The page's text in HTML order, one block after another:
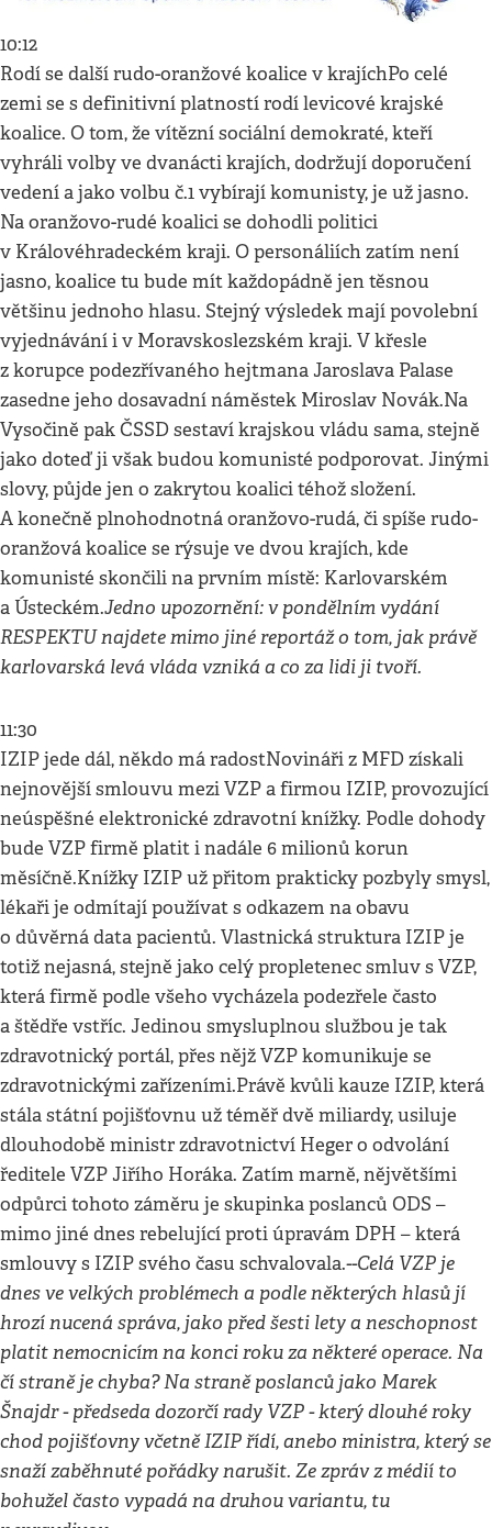
10:12
Rodí se další rudo-oranžové koalice v krajíchPo celé
zemi se s definitivní platností rodí levicové krajské
koalice. O tom, že vítězní sociální demokraté, kteří
vyhráli volby ve dvanácti krajích, dodržují doporučení
vedení a jako volbu č.1 vybírají komunisty, je už jasno.
Na oranžovo-rudé koalici se dohodli politici
v Královéhradeckém kraji. O personáliích zatím není
jasno, koalice tu bude mít každopádně jen těsnou
většinu jednoho hlasu. Stejný výsledek mají povolební
vyjednávání i v Moravskoslezském kraji. V křesle
z korupce podezřívaného hejtmana Jaroslava Palase
zasedne jeho dosavadní náměstek Miroslav Novák.Na
Vysočině pak ČSSD sestaví krajskou vládu sama, stejně
jako doteď ji však budou komunisté podporovat. Jinými
slovy, půjde jen o zakrytou koalici téhož složení.
A konečně plnohodnotná oranžovo-rudá, či spíše rudo-
oranžová koalice se rýsuje ve dvou krajích, kde
komunisté skončili na prvním místě: Karlovarském
a Ústeckém.Jedno upozornění: v pondělním vydání
RESPEKTU najdete mimo jiné reportáž o tom, jak právě
karlovarská levá vláda vzniká a co za lidi ji tvoří.
11:30
IZIP jede dál, někdo má radostNovináři z MFD získali
nejnovější smlouvu mezi VZP a firmou IZIP, provozující
neúspěšné elektronické zdravotní knížky. Podle dohody
bude VZP firmě platit i nadále 6 milionů korun
měsíčně.Knížky IZIP už přitom prakticky pozbyly smysl,
lékaři je odmítají používat s odkazem na obavu
o důvěrná data pacientů. Vlastnická struktura IZIP je
totiž nejasná, stejně jako celý propletenec smluv s VZP,
která firmě podle všeho vycházela podezřele často
a štědře vstříc. Jedinou smysluplnou službou je tak
zdravotnický portál, přes nějž VZP komunikuje se
zdravotnickými zařízeními.Právě kvůli kauze IZIP, která
stála státní pojišťovnu už téměř dvě miliardy, usiluje
dlouhodobě ministr zdravotnictví Heger o odvolání
ředitele VZP Jiřího Horáka. Zatím marně, nějvětšími
odpůrci tohoto záměru je skupinka poslanců ODS –
mimo jiné dnes rebelující proti úpravám DPH – která
smlouvy s IZIP svého času schvalovala.--Celá VZP je
dnes ve velkých problémech a podle některých hlasů jí
hrozí nucená správa, jako před šesti lety a neschopnost
platit nemocnicím na konci roku za některé operace. Na
čí straně je chyba? Na straně poslanců jako Marek
Šnajdr - předseda dozorčí rady VZP - který dlouhé roky
chod pojišťovny včetně IZIP řídí, anebo ministra, který se
snaží zaběhnuté pořádky narušit. Ze zpráv z médií to
bohužel často vypadá na druhou variantu, tu